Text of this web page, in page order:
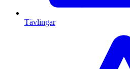
Tävlingar